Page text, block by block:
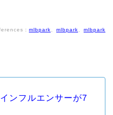
： mlbpark、 mlbpark、 mlbpark
ンフルエンサーが7